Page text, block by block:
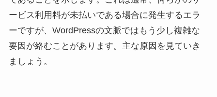
ービス利用料が未払いである場合に発生するエラ
ーですが、WordPressの文脈ではもう少し複雑な
要因が絡むことがあります。主な原因を見ていき
ましょう。